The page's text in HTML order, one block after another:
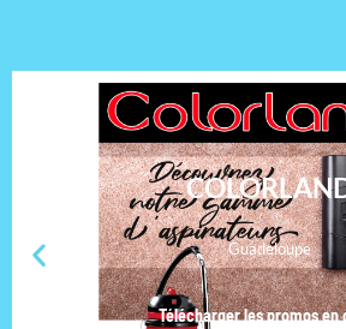
Guadeloupe
Télécharger les promos en